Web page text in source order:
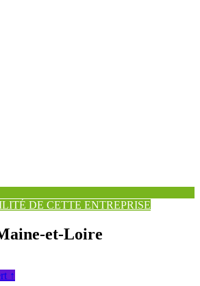
DE CETTE ENTREPRISE
et-Loire
↑